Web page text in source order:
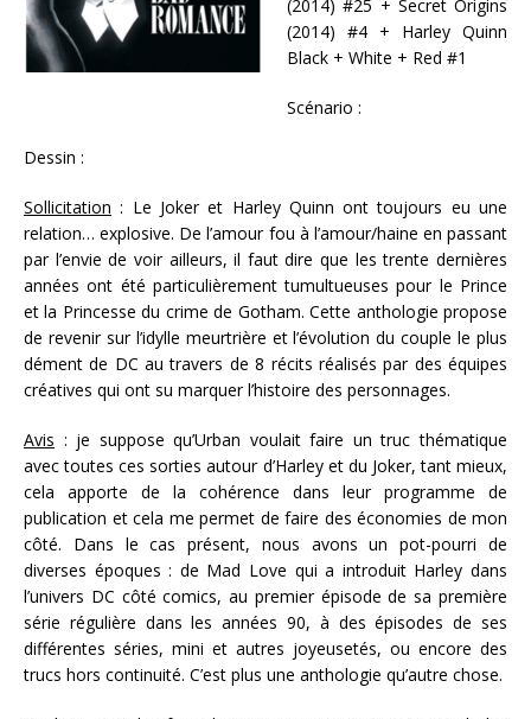
(2014) #25 + Secret Origins
(2014) #4 + Harley Quinn
Black + White + Red #1
Scénario :
Dessin :
Sollicitation : Le Joker et Harley Quinn ont toujours eu une
relation… explosive. De l’amour fou à l’amour/haine en passant
par l’envie de voir ailleurs, il faut dire que les trente dernières
années ont été particulièrement tumultueuses pour le Prince
et la Princesse du crime de Gotham. Cette anthologie propose
de revenir sur l’idylle meurtrière et l’évolution du couple le plus
dément de DC au travers de 8 récits réalisés par des équipes
créatives qui ont su marquer l’histoire des personnages.
Avis : je suppose qu’Urban voulait faire un truc thématique
avec toutes ces sorties autour d’Harley et du Joker, tant mieux,
cela apporte de la cohérence dans leur programme de
publication et cela me permet de faire des économies de mon
côté. Dans le cas présent, nous avons un pot-pourri de
diverses époques : de Mad Love qui a introduit Harley dans
l’univers DC côté comics, au premier épisode de sa première
série régulière dans les années 90, à des épisodes de ses
différentes séries, mini et autres joyeusetés, ou encore des
trucs hors continuité. C’est plus une anthologie qu’autre chose.